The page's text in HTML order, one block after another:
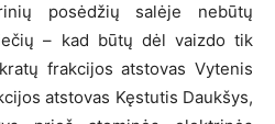
posėdžių salėje nebūtų
– kad būtų dėl vaizdo tik
frakcijos atstovas Vytenis
atstovas Kęstutis Daukšys,